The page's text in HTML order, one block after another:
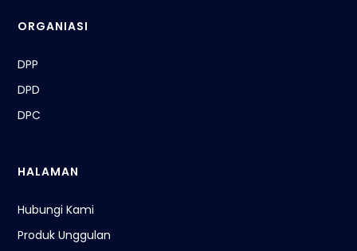
ORGANIASI
DPP
DPD
DPC
HALAMAN
Hubungi Kami
Produk Unggulan